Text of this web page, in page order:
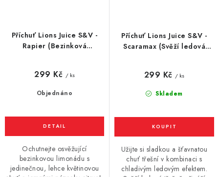
Příchuť Lions Juice S&V -
Rapier (Bezinková
Objednáno
299 Kč / ks
Ochutnejte osvěžující
bezinkovou limonádu s
jedinečnou, lehce květinovou
Příchuť Lions Juice S&V -
Scaramax (Svěží ledová
Skladem
299 Kč / ks
Užijte si sladkou a šťavnatou
chuť třešní v kombinaci s
chladivým ledovým efektem.